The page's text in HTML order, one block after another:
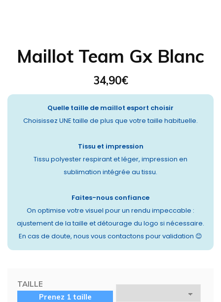
Maillot Team Gx Blanc
34,90€
Quelle taille de maillot esport choisir
Choisissez UNE taille de plus que votre taille habituelle.
Tissu et impression
Tissu polyester respirant et léger, impression en
sublimation intégrée au tissu.
Faites-nous confiance
On optimise votre visuel pour un rendu impeccable :
ajustement de la taille et détourage du logo si nécessaire.
En cas de doute, nous vous contactons pour validation 😊
TAILLE
Prenez 1 taille